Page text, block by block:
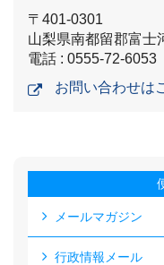
〒401-0301
山梨県南都留郡富士
電話 : 0555-72-6053
お問い合わせは
メールマガジン
行政情報メール